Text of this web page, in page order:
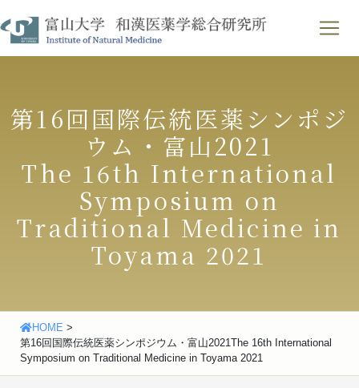
to
content
せ ｜ English
第16回国際伝統医薬シンポジ
ウム・富山2021
The 16th International
Symposium on
Traditional Medicine in
Toyama 2021
HOME >
第16回国際伝統医薬シンポジウム・富山2021The 16th International
Symposium on Traditional Medicine in Toyama 2021